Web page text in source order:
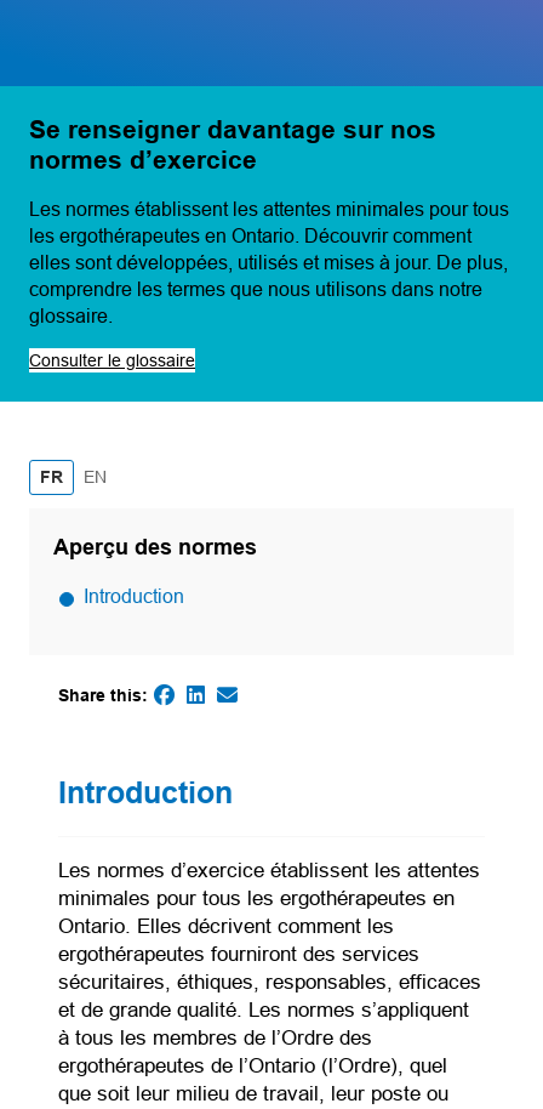
Se renseigner davantage sur nos
normes d’exercice
Les normes établissent les attentes minimales pour tous
les ergothérapeutes en Ontario. Découvrir comment
elles sont développées, utilisés et mises à jour. De plus,
comprendre les termes que nous utilisons dans notre
glossaire.
Consulter le glossaire
FR English
EN
Aperçu des normes
Introduction
Share this:
(opens in a new tab)
(opens in a new tab)
(opens default email app)
(opens in a new tab)
Introduction
Les normes d’exercice établissent les attentes
minimales pour tous les ergothérapeutes en
Ontario. Elles décrivent comment les
ergothérapeutes fourniront des services
sécuritaires, éthiques, responsables, efficaces
et de grande qualité. Les normes s’appliquent
à tous les membres de l’Ordre des
ergothérapeutes de l’Ontario (l’Ordre), quel
que soit leur milieu de travail, leur poste ou